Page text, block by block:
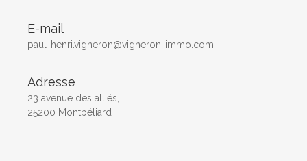
E-mail
paul-henri.vigneron@vigneron-immo.com
Adresse
23 avenue des alliés,
25200 Montbéliard